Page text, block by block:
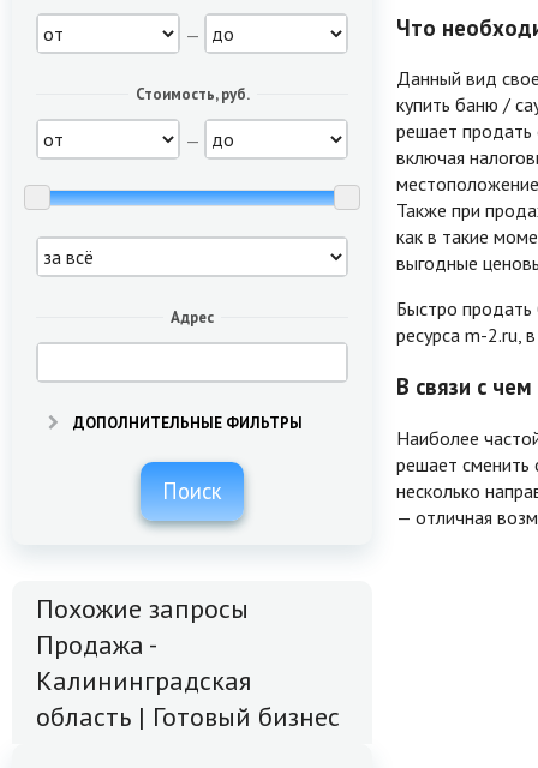
—
Стоимость, руб.
—
Адрес
ДОПОЛНИТЕЛЬНЫЕ ФИЛЬТРЫ
Поиск
Похожие запросы
Продажа -
Калининградская
область | Готовый бизнес
Что
Данный вид
купить баню /
решает продать
включая
Также при
как в такие
выгодные
Быстро продать
ресурса m-2.ru,
В связи с
Наиболее
решает сменить
несколько
— отличная